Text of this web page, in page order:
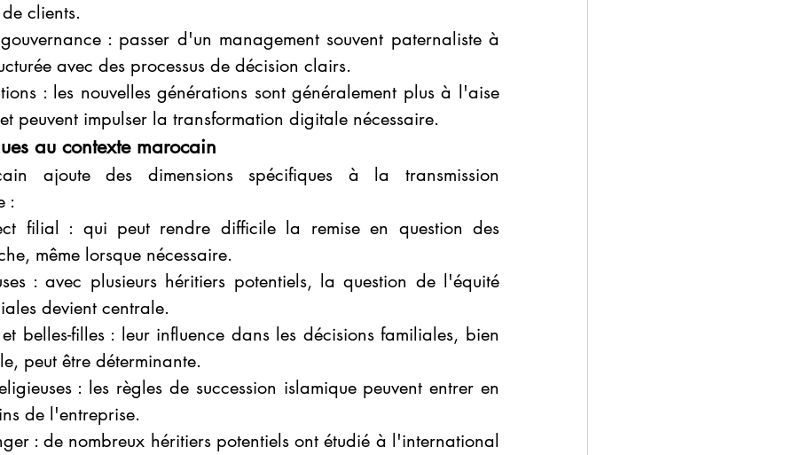
clients.
: passer d'un management souvent paternaliste à
avec des processus de décision clairs.
: les nouvelles générations sont généralement plus à l'aise
peuvent impulser la transformation digitale nécessaire.
au contexte marocain
ajoute des dimensions spécifiques à la transmission
:
filial : qui peut rendre difficile la remise en question des
même lorsque nécessaire.
: avec plusieurs héritiers potentiels, la question de l'équité
devient centrale.
belles-filles : leur influence dans les décisions familiales, bien
peut être déterminante.
: les règles de succession islamique peuvent entrer en
de l'entreprise.
: de nombreux héritiers potentiels ont étudié à l'international